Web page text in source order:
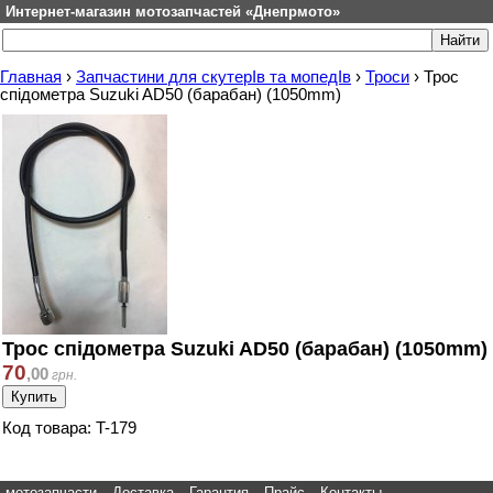
Интернет-магазин мотозапчастей «Днепрмото»
Главная › Запчастини для скутерІв та мопедІв › Троси › Трос
спідометра Suzuki AD50 (барабан) (1050mm)
Трос спідометра Suzuki AD50 (барабан) (1050mm)
70,00 грн.
Код товара: T-179